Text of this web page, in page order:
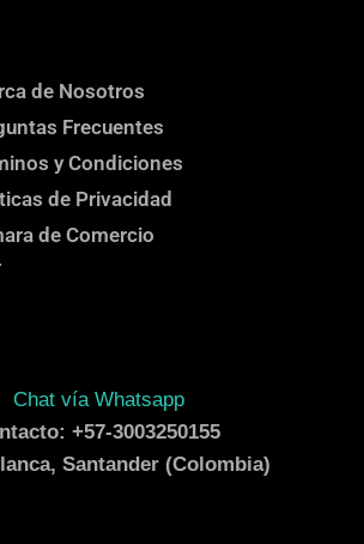
de Nosotros
Frecuentes
y Condiciones
de Privacidad
de Comercio
Chat vía Whatsapp
+57-3003250155
Santander (Colombia)